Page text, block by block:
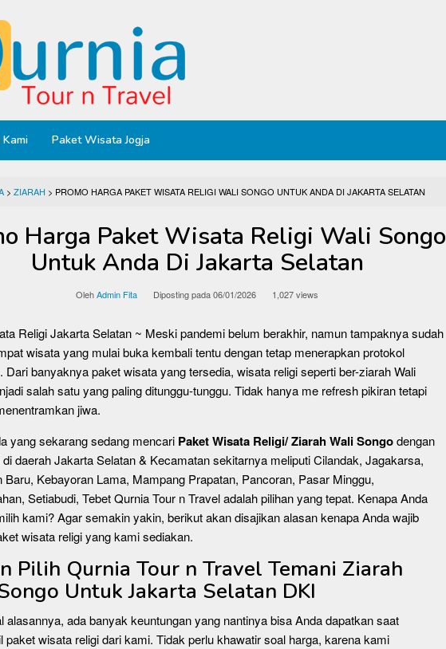
Paket Wisata Jogja
> ZIARAH > PROMO HARGA PAKET WISATA RELIGI WALI SONGO UNTUK ANDA DI JAKARTA SELATAN
Harga Paket Wisata Religi Wali Songo
Untuk Anda Di Jakarta Selatan
OlehAdmin Fita Diposting pada06/01/2026 1,027 views
Religi Jakarta Selatan ~ Meski pandemi belum berakhir, namun tampaknya sudah
wisata yang mulai buka kembali tentu dengan tetap menerapkan protokol
Dari banyaknya paket wisata yang tersedia, wisata religi seperti ber-ziarah Wali
salah satu yang paling ditunggu-tunggu. Tidak hanya me refresh pikiran tetapi
jiwa.
yang sekarang sedang mencari Paket Wisata Religi/ Ziarah Wali Songodengan
daerah Jakarta Selatan & Kecamatan sekitarnya meliputi Cilandak, Jagakarsa,
Baru, Kebayoran Lama, Mampang Prapatan, Pancoran, Pasar Minggu,
Setiabudi, Tebet Qurnia Tour n Travel adalah pilihan yang tepat. Kenapa Anda
kami? Agar semakin yakin, berikut akan disajikan alasan kenapa Anda wajib
wisata religi yang kami sediakan.
Pilih Qurnia Tour n Travel Temani Ziarah
Untuk Jakarta Selatan DKI
alasannya, ada banyak keuntungan yang nantinya bisa Anda dapatkan saat
paket wisata religi dari kami. Tidak perlu khawatir soal harga, karena kami